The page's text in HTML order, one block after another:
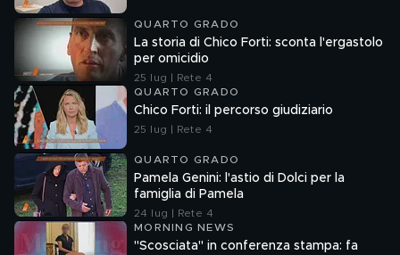
QUARTO GRADO
La storia di Chico Forti: sconta l'ergastolo
per omicidio
25 lug | Rete 4
QUARTO GRADO
Chico Forti: il percorso giudiziario
25 lug | Rete 4
QUARTO GRADO
Pamela Genini: l'astio di Dolci per la
famiglia di Pamela
24 lug | Rete 4
MORNING NEWS
"Scosciata" in conferenza stampa: fa